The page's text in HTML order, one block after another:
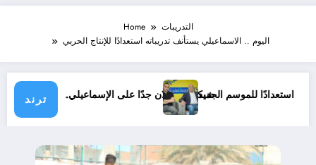
Home
التدريبات
اليوم .. الاسماعيلي يستأنف تدريباته استعدادًا للإنتاج الحربي
ترند
شيكابالا: زعلان جدًا على الإسماعيلي..حتى الآن استعدادًا للموسم الجديد